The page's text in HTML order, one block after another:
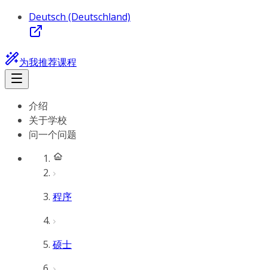
Deutsch (Deutschland)
为我推荐课程
介绍
关于学校
问一个问题
程序
硕士